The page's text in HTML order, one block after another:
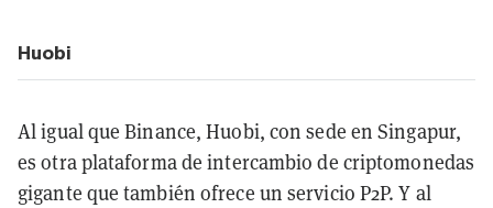
Huobi
Al igual que Binance, Huobi, con sede en Singapur,
es otra plataforma de intercambio de criptomonedas
gigante que también ofrece un servicio P2P. Y al